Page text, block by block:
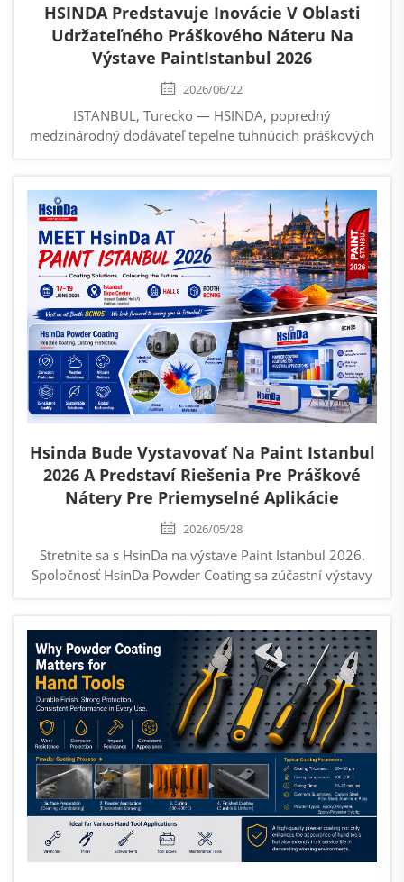
HSINDA Predstavuje Inovácie V Oblasti
Udržateľného Práškového Náteru Na
Výstave PaintIstanbul 2026
2026/06/22
ISTANBUL, Turecko — HSINDA, popredný
medzinárodný dodávateľ tepelne tuhnúcich práškových
výstav náterov v eurázijskom regióne. ...
Hsinda Bude Vystavovať Na Paint Istanbul
2026 A Predstaví Riešenia Pre Práškové
Nátery Pre Priemyselné Aplikácie
2026/05/28
Stretnite sa s HsinDa na výstave Paint Istanbul 2026.
Spoločnosť HsinDa Powder Coating sa zúčastní výstavy
Udalosť sa uskutoční od 17. do 19. júna 2026 v
Istanbule...